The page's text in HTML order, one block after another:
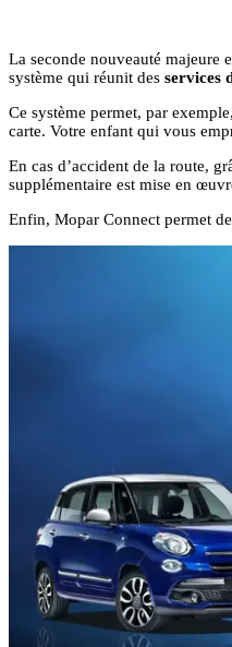
La seconde nouveauté majeure
système qui réunit des services
Ce système permet, par
carte. Votre enfant qui vous
En cas d’accident de la route,
supplémentaire est mise en
Enfin, Mopar Connect permet